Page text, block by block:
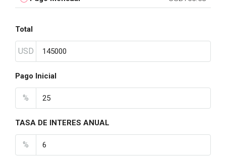
Total
USD
Pago Inicial
%
TASA DE INTERES ANUAL
%